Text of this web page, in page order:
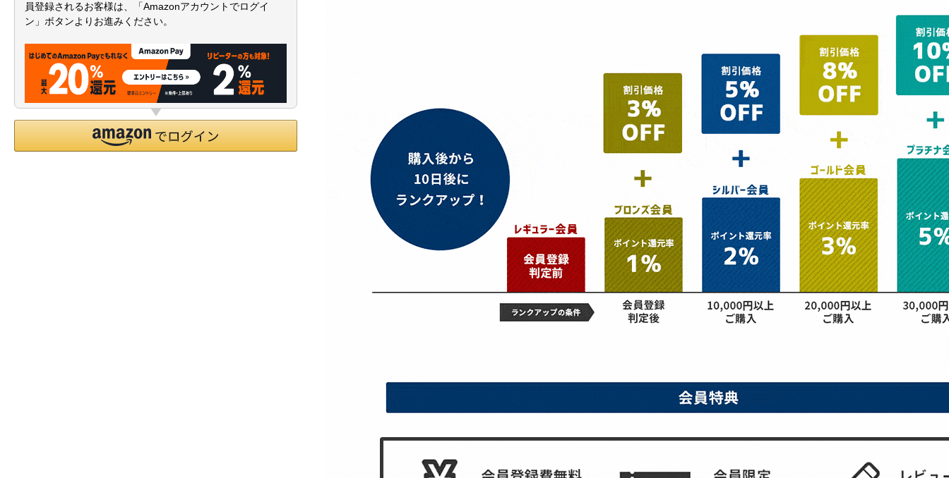
員登録されるお客様は、「Amazonアカウントでログイ
ン」ボタンよりお進みください。